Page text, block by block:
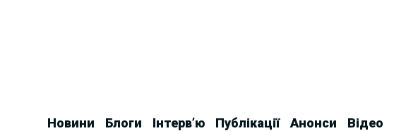
Новини Блоги Інтерв’ю Публікації Анонси Відео